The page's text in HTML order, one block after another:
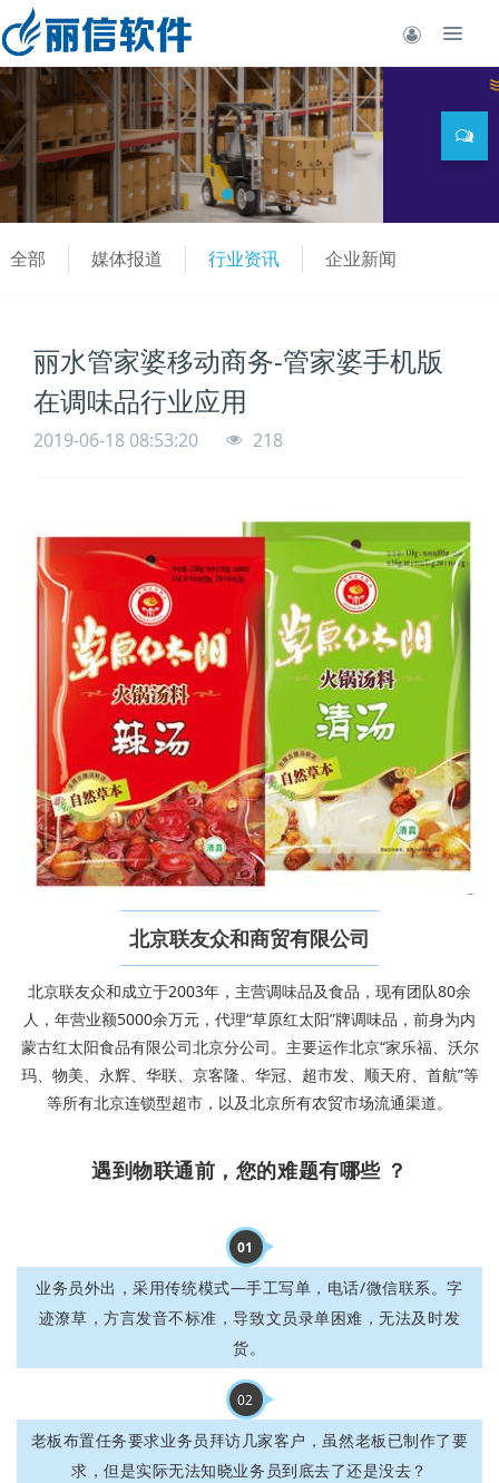
全部 媒体报道 行业资讯 企业新闻
丽水管家婆移动商务-管家婆手机版
在调味品行业应用
2019-06-18 08:53:20 218
北京联友众和商贸有限公司
北京联友众和成立于2003年，主营调味品及食品，现有团队80余
人，年营业额5000余万元，代理“草原红太阳”牌调味品，前身为内
蒙古红太阳食品有限公司北京分公司。主要运作北京“家乐福、沃尔
玛、物美、永辉、华联、京客隆、华冠、超市发、顺天府、首航”等
等所有北京连锁型超市，以及北京所有农贸市场流通渠道。
遇到物联通前，您的难题有哪些 ？
01
业务员外出，采用传统模式—手工写单，电话/微信联系。字
迹潦草，方言发音不标准，导致文员录单困难，无法及时发
货。
02
老板布置任务要求业务员拜访几家客户，虽然老板已制作了要
求，但是实际无法知晓业务员到底去了还是没去？